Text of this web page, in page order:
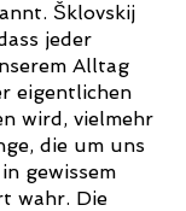
Šklovskij
jeder
Alltag
eigentlichen
wird, vielmehr
die um uns
gewissem
wahr. Die